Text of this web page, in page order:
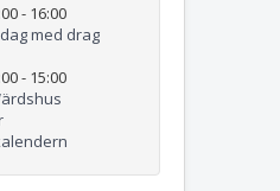
- 16:00
med drag
- 15:00